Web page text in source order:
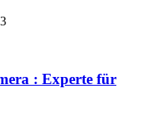
: Experte für